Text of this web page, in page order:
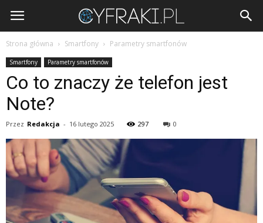
Cyfraki.pl
Strona główna Smartfony Parametry smartfonów
Smartfony Parametry smartfonów
Co to znaczy że telefon jest
Note?
Przez Redakcja - 16 lutego 2025 297 0